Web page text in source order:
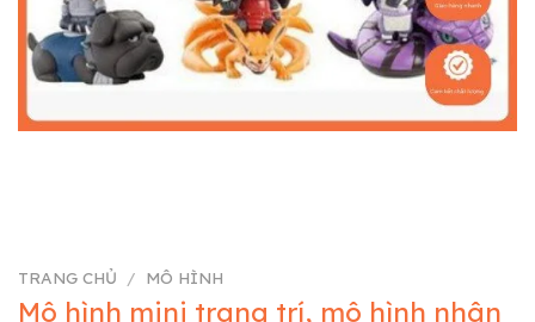
TRANG CHỦ / MÔ HÌNH
Mô hình mini trang trí, mô hình nhân